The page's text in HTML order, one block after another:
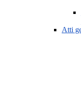
Atti